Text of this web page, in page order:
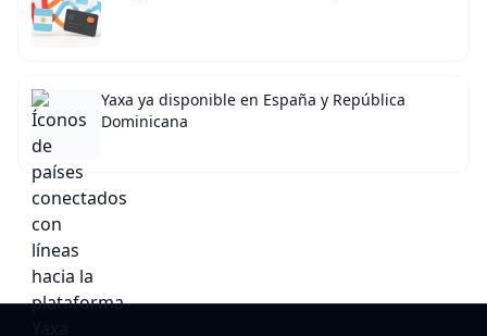
Yaxa ya disponible en España y República
Dominicana